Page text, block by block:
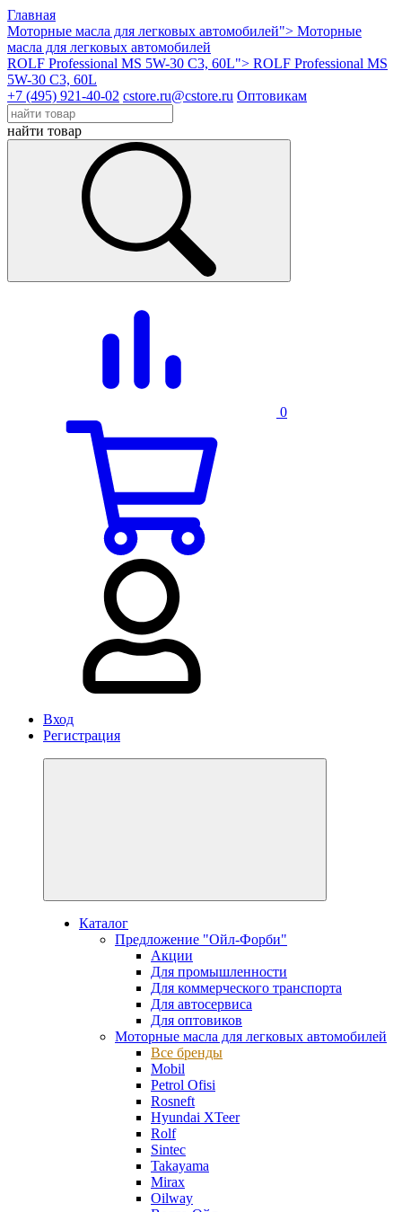
Главная
Моторные масла для легковых автомобилей"> Моторные
масла для легковых автомобилей
ROLF Professional MS 5W-30 C3, 60L"> ROLF Professional MS
5W-30 C3, 60L
+7 (495) 921-40-02 cstore.ru@cstore.ru Оптовикам
найти товар
0
Вход
Регистрация
Каталог
Предложение "Ойл-Форби"
Акции
Для промышленности
Для коммерческого транспорта
Для автосервиса
Для оптовиков
Моторные масла для легковых автомобилей
Все бренды
Mobil
Petrol Ofisi
Rosneft
Hyundai XTeer
Rolf
Sintec
Takayama
Mirax
Oilway